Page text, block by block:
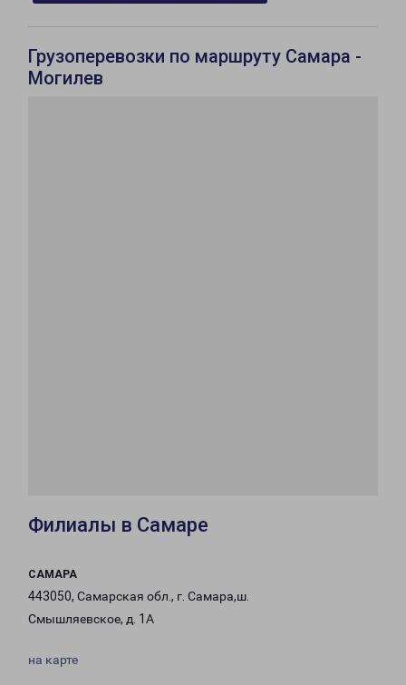
Грузоперевозки по маршруту Самара -
Могилев
Филиалы в Самаре
САМАРА
443050, Самарская обл., г. Самара,ш.
Смышляевское, д. 1А
на карте